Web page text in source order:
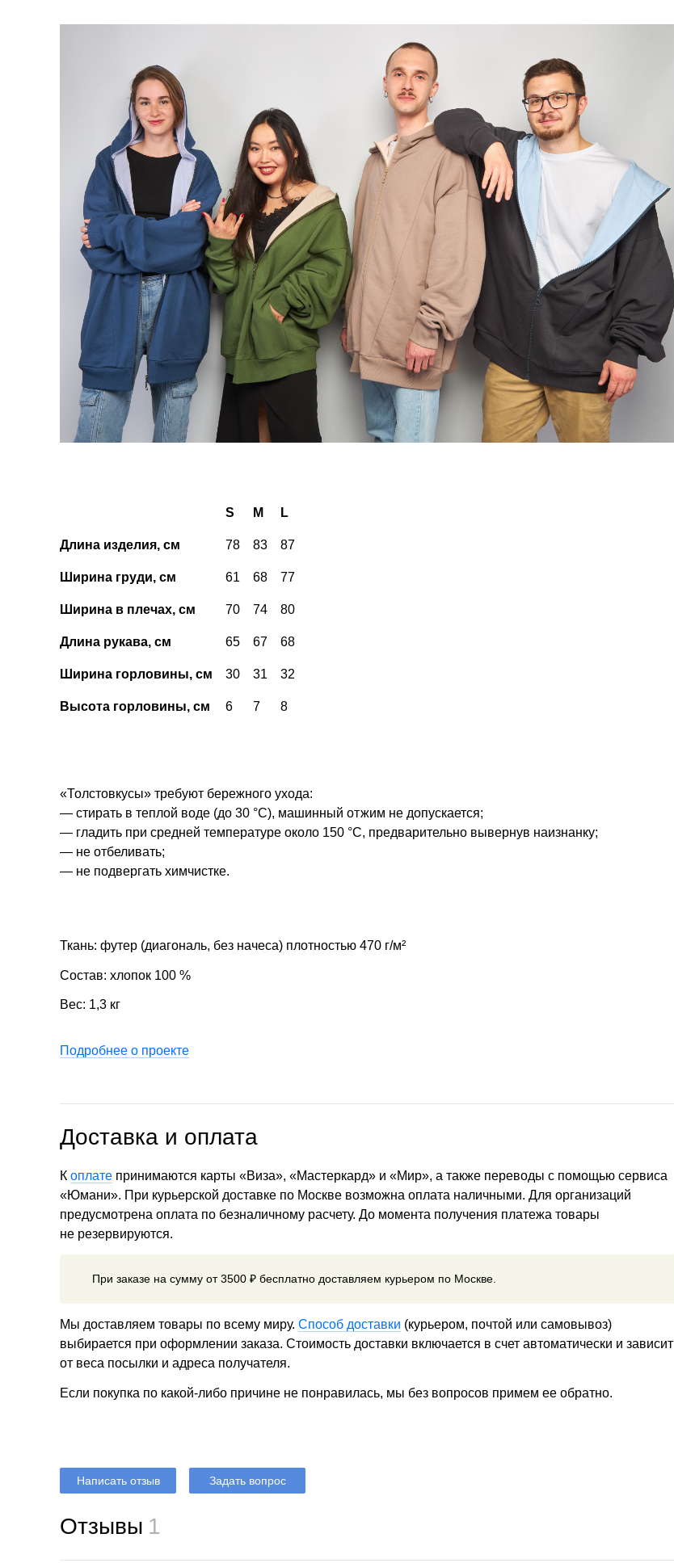
S M L
Длина изделия, см 78 83 87
Ширина груди, см 61 68 77
Ширина в плечах, см 70 74 80
Длина рукава, см 65 67 68
Ширина горловины, см 30 31 32
Высота горловины, см 6 7 8
«Толстовкусы» требуют бережного ухода:
— стирать в теплой воде (до 30 °С), машинный отжим не допускается;
— гладить при средней температуре около 150 °С, предварительно вывернув наизнанку;
— не отбеливать;
— не подвергать химчистке.
Ткань: футер (диагональ, без начеса) плотностью 470 г/м²
Состав: хлопок 100 %
Вес: 1,3 кг
Подробнее о проекте
Доставка и оплата
К оплате принимаются карты «Виза», «Мастеркард» и «Мир», а также переводы с помощью сервиса
«Юмани». При курьерской доставке по Москве возможна оплата наличными. Для организаций
предусмотрена оплата по безналичному расчету. До момента получения платежа товары
не резервируются.
При заказе на сумму от 3500 ₽ бесплатно доставляем курьером по Москве.
Мы доставляем товары по всему миру. Способ доставки (курьером, почтой или самовывоз)
выбирается при оформлении заказа. Стоимость доставки включается в счет автоматически и зависит
от веса посылки и адреса получателя.
Если покупка по какой-либо причине не понравилась, мы без вопросов примем ее обратно.
Написать отзыв Задать вопрос
Отзывы 1